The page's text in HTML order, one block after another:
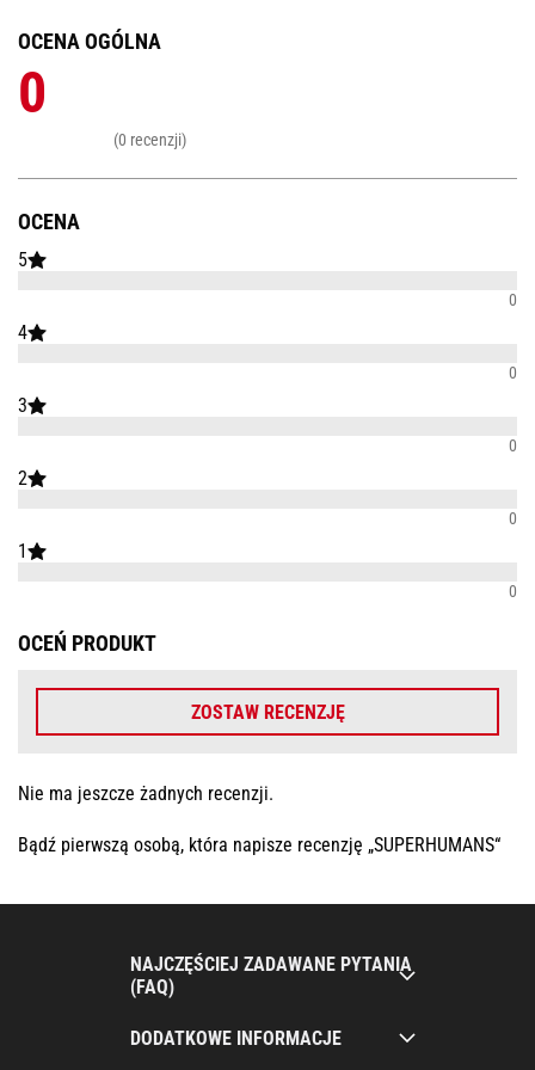
OCENA
5
0
4
0
3
0
2
0
1
0
OCENA OGÓLNA
0
(0 recenzji)
OCEŃ PRODUKT
ZOSTAW RECENZJĘ
Nie ma jeszcze żadnych recenzji.
Bądź pierwszą osobą, która napisze recenzję „SUPERHUMANS“
NAJCZĘŚCIEJ ZADAWANE PYTANIA
(FAQ)
DODATKOWE INFORMACJE